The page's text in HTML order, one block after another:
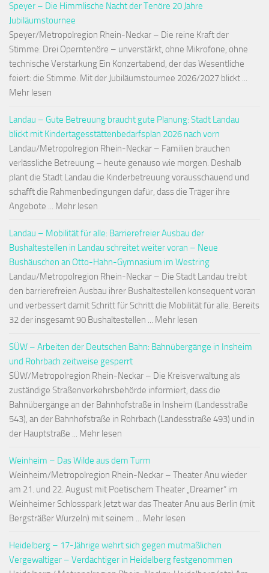
Speyer – Die Himmlische Nacht der Tenöre 20 Jahre
Jubiläumstournee
Speyer/Metropolregion Rhein-Neckar – Die reine Kraft der
Stimme: Drei Operntenöre – unverstärkt, ohne Mikrofone, ohne
technische Verstärkung Ein Konzertabend, der das Wesentliche
feiert: die Stimme. Mit der Jubiläumstournee 2026/2027 blickt ...
Mehr lesen
Landau – Gute Betreuung braucht gute Planung: Stadt Landau
blickt mit Kindertagesstättenbedarfsplan 2026 nach vorn
Landau/Metropolregion Rhein-Neckar – Familien brauchen
verlässliche Betreuung – heute genauso wie morgen. Deshalb
plant die Stadt Landau die Kinderbetreuung vorausschauend und
schafft die Rahmenbedingungen dafür, dass die Träger ihre
Angebote ... Mehr lesen
Landau – Mobilität für alle: Barrierefreier Ausbau der
Bushaltestellen in Landau schreitet weiter voran – Neue
Bushäuschen an Otto-Hahn-Gymnasium im Westring
Landau/Metropolregion Rhein-Neckar – Die Stadt Landau treibt
den barrierefreien Ausbau ihrer Bushaltestellen konsequent voran
und verbessert damit Schritt für Schritt die Mobilität für alle. Bereits
32 der insgesamt 90 Bushaltestellen ... Mehr lesen
SÜW – Arbeiten der Deutschen Bahn: Bahnübergänge in Insheim
und Rohrbach zeitweise gesperrt
SÜW/Metropolregion Rhein-Neckar – Die Kreisverwaltung als
zuständige Straßenverkehrsbehörde informiert, dass die
Bahnübergänge an der Bahnhofstraße in Insheim (Landesstraße
543), an der Bahnhofstraße in Rohrbach (Landesstraße 493) und in
der Hauptstraße ... Mehr lesen
Weinheim – Das Wilde aus dem Turm
Weinheim/Metropolregion Rhein-Neckar – Theater Anu wieder
am 21. und 22. August mit Poetischem Theater „Dreamer“ im
Weinheimer Schlosspark Jetzt war das Theater Anu aus Berlin (mit
Bergsträßer Wurzeln) mit seinem ... Mehr lesen
Heidelberg – 17-Jährige wehrt sich gegen mutmaßlichen
Vergewaltiger – Verdächtiger in Heidelberg festgenommen